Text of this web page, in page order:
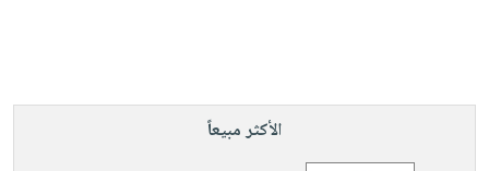
الأكثر مبيعاً